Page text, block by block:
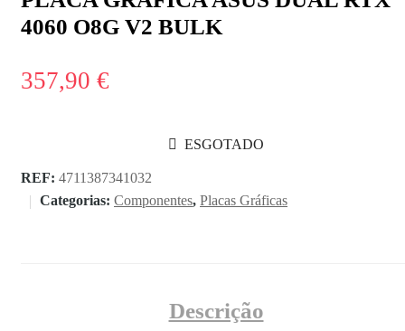
4060 O8G V2 BULK
357,90 €
ESGOTADO
REF: 4711387341032
Categorias: Componentes, Placas Gráficas
Descrição